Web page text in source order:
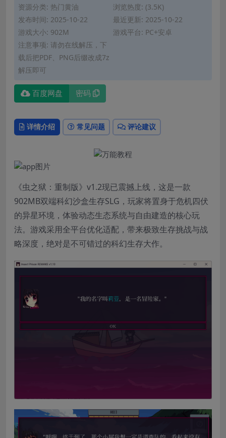
资源分类: 热门黄油
浏览热度: (3.5K)
发布时间: 2025-10-22
最近更新: 2025-10-22
游戏大小: 902M
游戏平台: PC+安卓
注意事项: 请勿在线解压，下
载后把PDF、PNG后缀改成7z
解压即可
百度网盘 密码
详情介绍 常见问题 评论建议
《虫之狱：重制版》v1.2现已震撼上线，这是一款
902MB双端科幻沙盒生存SLG，玩家将置身于危机四伏
的异星环境，体验动态生态系统与自由建造的核心玩
法。游戏采用全平台优化适配，带来极致生存挑战与战
略深度，绝对是不可错过的科幻生存大作。